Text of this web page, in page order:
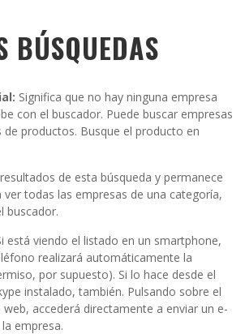
BÚSQUEDAS
Significa que no hay ninguna empresa
con el buscador. Puede buscar empresas
de productos. Busque el producto en
de esta búsqueda y permanece
todas las empresas de una categoría,
buscador.
está viendo el listado en un smartphone,
realizará automáticamente la
por supuesto). Si lo hace desde el
instalado, también. Pulsando sobre el
accederá directamente a enviar un e-
empresa.